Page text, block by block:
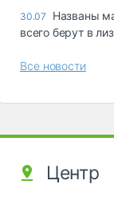
30.07
Названы
всего берут в
Все новости
Центр